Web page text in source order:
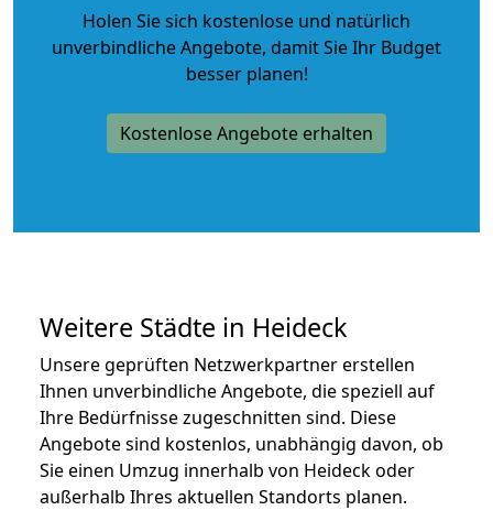
Holen Sie sich kostenlose und natürlich
unverbindliche Angebote, damit Sie Ihr Budget
besser planen!
Kostenlose Angebote erhalten
Weitere Städte in Heideck
Unsere geprüften Netzwerkpartner erstellen
Ihnen unverbindliche Angebote, die speziell auf
Ihre Bedürfnisse zugeschnitten sind. Diese
Angebote sind kostenlos, unabhängig davon, ob
Sie einen Umzug innerhalb von Heideck oder
außerhalb Ihres aktuellen Standorts planen.